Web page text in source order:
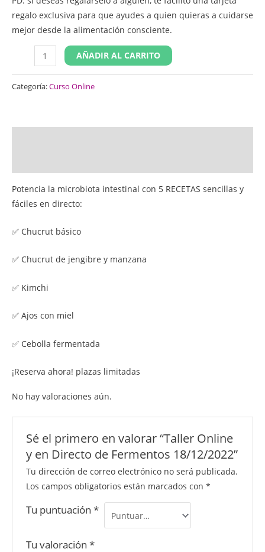
regalo exclusiva para que ayudes a quien quieras a cuidarse
mejor desde la alimentación consciente.
AÑADIR AL CARRITO
Categoría:Curso Online
Potencia la microbiota intestinal con 5 RECETAS sencillas y
fáciles en directo:
✅ Chucrut básico
✅ Chucrut de jengibre y manzana
✅ Kimchi
✅ Ajos con miel
✅ Cebolla fermentada
¡Reserva ahora! plazas limitadas
No hay valoraciones aún.
Sé el primero en valorar “Taller Online
y en Directo de Fermentos 18/12/2022”
Tu dirección de correo electrónico no será publicada.
Los campos obligatorios están marcados con*
Tu puntuación*
Tu valoración*